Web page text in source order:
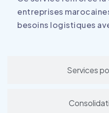
Services
entreprises
besoins logistiques